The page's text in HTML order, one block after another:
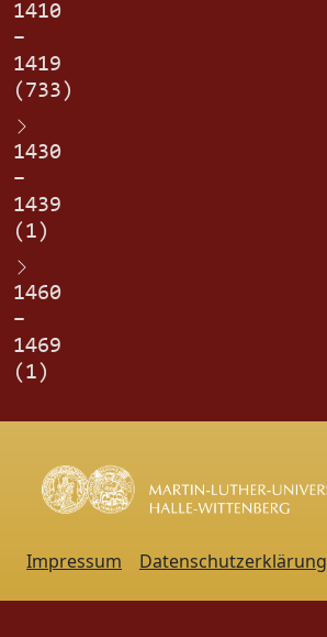
1410
–
1419
(733)
1430
–
1439
(1)
1460
–
1469
(1)
Impressum Datenschutzerklärung